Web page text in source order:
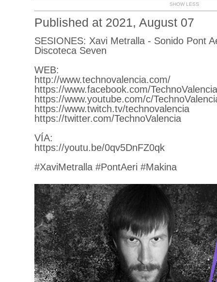
SHOW LESS
Published at 2021, August 07
SESIONES: Xavi Metralla - Sonido Pont
Discoteca Seven
WEB:
http://www.technovalencia.com/
https://www.facebook.com/
https://www.youtube.com/c/
https://www.twitch.tv/technovalencia
https://twitter.com/TechnoValencia
VÍA:
https://youtu.be/0qv5DnFZ0qk
#XaviMetralla #PontAeri #Makina